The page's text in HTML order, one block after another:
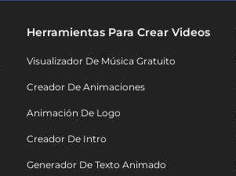
Herramientas Para Crear Videos
Visualizador De Música Gratuito
Creador De Animaciones
Animación De Logo
Creador De Intro
Generador De Texto Animado